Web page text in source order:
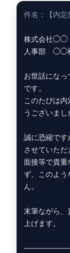
件名：【内
株式会社◯◯
人事部 ◯◯
お世話にな
です。
このたびは
うございまし
誠に恐縮です
させていただ
面接等で貴重
ず、このよう
ん。
末筆ながら、
上げます。